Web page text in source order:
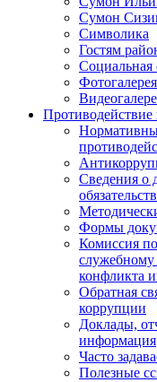
Сумон
Символика
Гостям
Социальная
Фотогалерея
Противодействие
Сведения о
Формы
Комиссия
конфликта
Обратная
коррупции
Доклады,
информация
Часто
Полезные